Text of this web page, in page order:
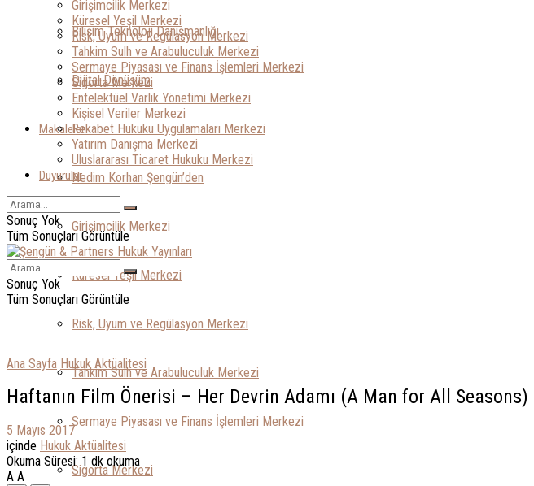
Bilişim Teknoloji Danışmanlığı
Dijital Dönüşüm
Makaleler
Nedim Korhan Şengün’den
Girişimcilik Merkezi
Küresel Yeşil Merkezi
Risk, Uyum ve Regülasyon Merkezi
Tahkim Sulh ve Arabuluculuk Merkezi
Sermaye Piyasası ve Finans İşlemleri Merkezi
Sigorta Merkezi
Girişimcilik Merkezi
Küresel Yeşil Merkezi
Risk, Uyum ve Regülasyon Merkezi
Tahkim Sulh ve Arabuluculuk Merkezi
Sermaye Piyasası ve Finans İşlemleri Merkezi
Sigorta Merkezi
Entelektüel Varlık Yönetimi Merkezi
Kişisel Veriler Merkezi
Rekabet Hukuku Uygulamaları Merkezi
Yatırım Danışma Merkezi
Uluslararası Ticaret Hukuku Merkezi
Duyurular
Sonuç Yok
Tüm Sonuçları Görüntüle
Sonuç Yok
Tüm Sonuçları Görüntüle
Ana Sayfa Hukuk Aktüalitesi
Haftanın Film Önerisi – Her Devrin Adamı (A Man for All Seasons)
5 Mayıs 2017
içinde Hukuk Aktüalitesi
Okuma Süresi: 1 dk okuma
A A